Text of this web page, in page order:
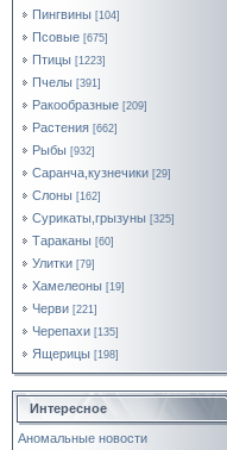
Пингвины [104]
Псовые [675]
Птицы [1223]
Пчелы [391]
Ракообразные [209]
Растения [662]
Рыбы [932]
Саранча,кузнечики [29]
Слоны [162]
Сурикаты,грызуны [325]
Тараканы [60]
Улитки [79]
Хамелеоны [19]
Черви [221]
Черепахи [135]
Ящерицы [198]
Интересное
Аномальные новости